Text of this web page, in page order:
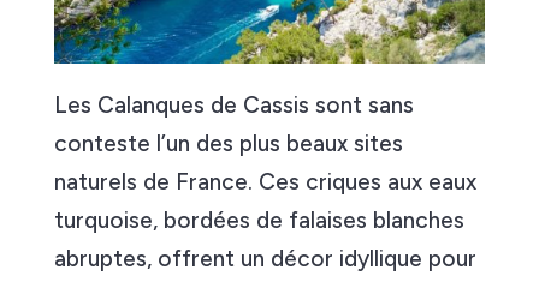
Les Calanques de Cassis sont sans
conteste l’un des plus beaux sites
naturels de France. Ces criques aux eaux
turquoise, bordées de falaises blanches
abruptes, offrent un décor idyllique pour